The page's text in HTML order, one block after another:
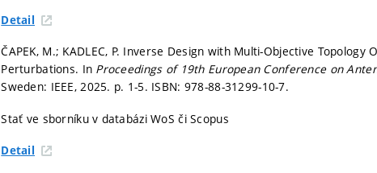
Detail
ČAPEK, M.; KADLEC, P. Inverse Design with Multi-Objective Topology
Perturbations. In Proceedings of 19th European Conference on
Sweden: IEEE, 2025. p. 1-5. ISBN: 978-88-31299-10-7.
Stať ve sborníku v databázi WoS či Scopus
Detail